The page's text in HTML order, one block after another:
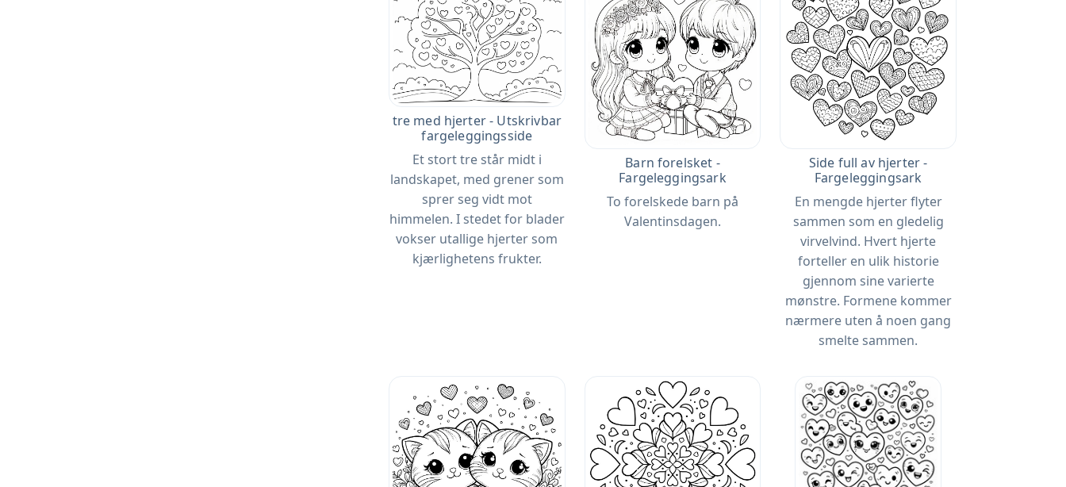
tre med hjerter - Utskrivbar
fargeleggingsside
Et stort tre står midt i
landskapet, med grener som
sprer seg vidt mot
himmelen. I stedet for blader
vokser utallige hjerter som
kjærlighetens frukter.
Barn forelsket -
Fargeleggingsark
To forelskede barn på
Valentinsdagen.
Side full av hjerter -
Fargeleggingsark
En mengde hjerter flyter
sammen som en gledelig
virvelvind. Hvert hjerte
forteller en ulik historie
gjennom sine varierte
mønstre. Formene kommer
nærmere uten å noen gang
smelte sammen.